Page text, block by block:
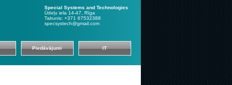
Special Systems and Technologies
Ūdeļu iela 14-47, Rīga
Talrunis: +371 67532388
specsystech@gmail.com
Piedāvājumi IT